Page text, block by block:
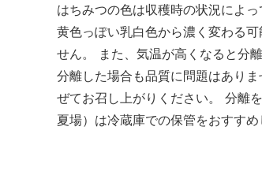
はちみつの色は収穫時の状況によ
黄色っぽい乳白色から濃く変わる
せん。 また、気温が高くなると分
分離した場合も品質に問題はあり
ぜてお召し上がりください。 分離
夏場）は冷蔵庫での保管をおすすめ